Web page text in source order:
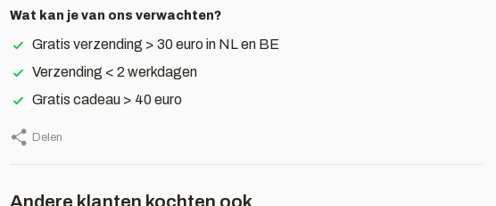
Wat kan je van ons verwachten?
Gratis verzending > 30 euro in NL en BE
Verzending < 2 werkdagen
Gratis cadeau > 40 euro
Delen
Andere klanten kochten ook